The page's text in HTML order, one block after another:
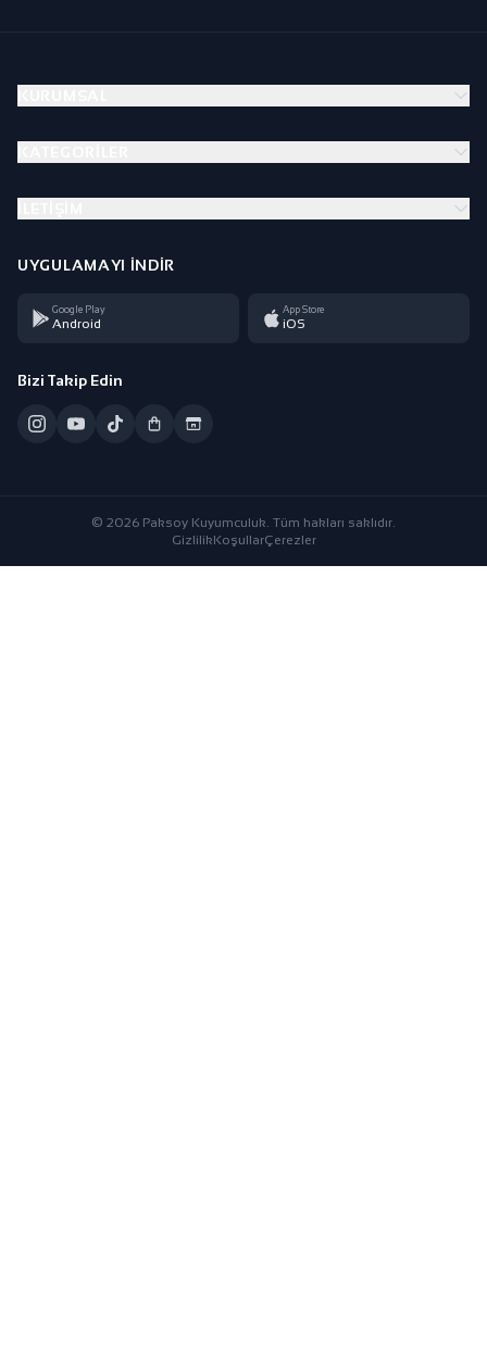
UYGULAMAYI İNDIR
Google Play
Android
App Store
iOS
Bizi Takip Edin
© 2026 Paksoy Kuyumculuk. Tüm hakları saklıdır.
GizlilikKoşullarÇerezler